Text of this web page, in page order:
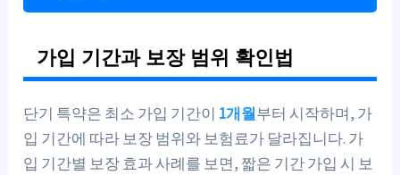
가입 기간과 보장 범위 확인법
단기 특약은 최소 가입 기간이 1개월부터 시작하며, 가
입 기간에 따라 보장 범위와 보험료가 달라집니다. 가
입 기간별 보장 효과 사례를 보면, 짧은 기간 가입 시 보